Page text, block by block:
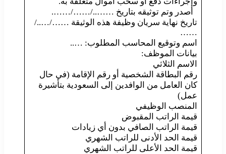
أصدر وتم توثيقه بتاريخ ……../……/…….
تاريخ نهاية سريان وظيفة هذه الوثيقة ……/…../
……
اسم وتوقيع المحاسب المطلوب: …..
بيانات الموظف:
الاسم الثلاثي
رقم البطاقة الشخصية أو رقم الإقامة (في حال
كان العامل من الوافدين إلى السعودية بتأشيرة
عمل)
المنصب الوظيفي
قيمة الراتب المقبوض
قيمة الراتب الصافي بدون أي زيادات
قيمة الحد الأدنى للراتب الشهري
قيمة الحد الأعلى للراتب الشهري